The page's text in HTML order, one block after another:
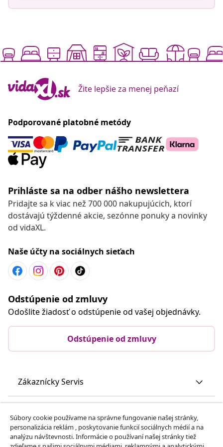
Žite lepšie za menej peňazí
Podporované platobné metódy
Prihláste sa na odber nášho newslettera
Pridajte sa k viac než 700 000 nakupujúcich, ktorí
dostávajú týždenné akcie, sezónne ponuky a novinky
od vidaXL.
Naše účty na sociálnych sieťach
Odstúpenie od zmluvy
Odošlite žiadosť o odstúpenie od vašej objednávky.
Odstúpenie od zmluvy
Zákaznícky Servis
vidaXL
Súbory cookie používame na správne fungovanie našej stránky,
personalizácia reklám , poskytovanie funkcií sociálnych médií a na
analýzu návštevnosti. Informácie o používaní našej stránky tiež